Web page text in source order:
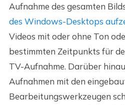
Aufnahme des gesamten
des Windows-Desktops
Videos mit oder ohne Ton
bestimmten Zeitpunkts für
TV-Aufnahme. Darüber
Aufnahmen mit den
Bearbeitungswerkzeugen